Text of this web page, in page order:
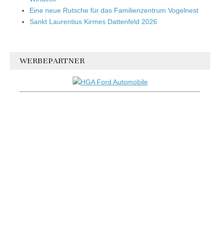
Eine neue Rutsche für das Familienzentrum Vogelnest
Sankt Laurentius Kirmes Dattenfeld 2026
WERBEPARTNER